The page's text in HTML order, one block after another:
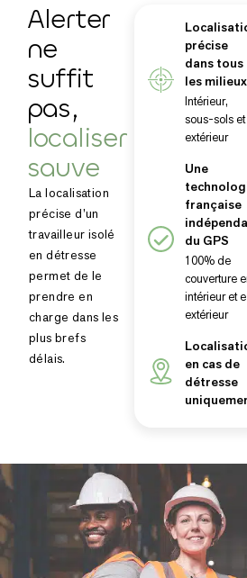
Alerter
ne
suffit
pas,
localiser
sauve
La localisation
précise d’un
travailleur isolé
en détresse
permet de le
prendre en
charge dans les
plus brefs
délais.
précise
dans tous
les milieux
Intérieur,
sous-sols et
extérieur
Une
française
du GPS
100% de
couverture
intérieur et e
extérieur
en cas de
détresse